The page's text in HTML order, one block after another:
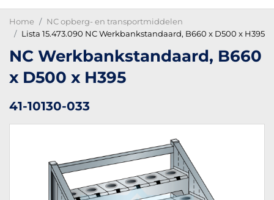
Home
NC opberg- en transportmiddelen
Lista 15.473.090 NC Werkbankstandaard, B660 x D500 x H395
NC Werkbankstandaard, B660
x D500 x H395
41-10130-033